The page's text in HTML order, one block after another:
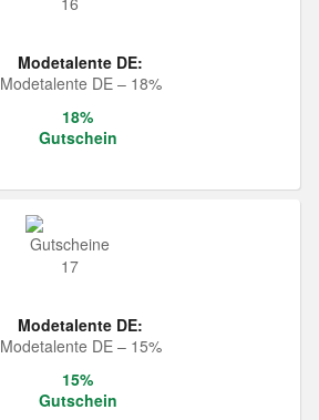
Modetalente DE:
Modetalente DE – 18%
18%
Gutschein
Modetalente DE:
Modetalente DE – 15%
15%
Gutschein